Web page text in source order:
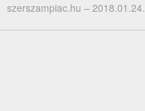
szerszampiac.hu – 2018.01.24.